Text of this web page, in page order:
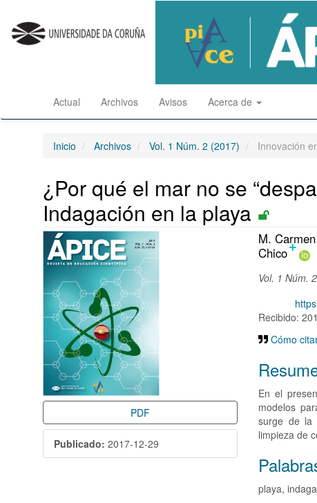
rápido
contenido
Navegación
principal
principal
Actual Archivos Avisos Acerca de
Inicio Archivos Vol. 1 Núm. 2 (2017) Innovación
¿Por qué el mar no se
Indagación en la playa
Barra
lateral
del
artículo
PDF
Publicado: 2017-12-29
principal
del
artículo
M.
Chico+
Vol. 1 Núm.
Recibido:
Cómo
En el
modelos
surge de la
limpieza de
playa,